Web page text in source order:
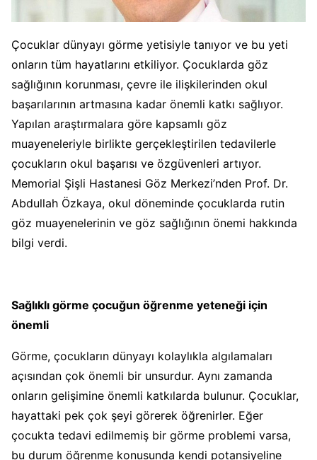
Çocuklar dünyayı görme yetisiyle tanıyor ve bu yeti
onların tüm hayatlarını etkiliyor. Çocuklarda göz
sağlığının korunması, çevre ile ilişkilerinden okul
başarılarının artmasına kadar önemli katkı sağlıyor.
Yapılan araştırmalara göre kapsamlı göz
muayeneleriyle birlikte gerçekleştirilen tedavilerle
çocukların okul başarısı ve özgüvenleri artıyor.
Memorial Şişli Hastanesi Göz Merkezi’nden Prof. Dr.
Abdullah Özkaya, okul döneminde çocuklarda rutin
göz muayenelerinin ve göz sağlığının önemi hakkında
bilgi verdi.
Sağlıklı görme çocuğun öğrenme yeteneği için
önemli
Görme, çocukların dünyayı kolaylıkla algılamaları
açısından çok önemli bir unsurdur. Aynı zamanda
onların gelişimine önemli katkılarda bulunur. Çocuklar,
hayattaki pek çok şeyi görerek öğrenirler. Eğer
çocukta tedavi edilmemiş bir görme problemi varsa,
bu durum öğrenme konusunda kendi potansiyeline